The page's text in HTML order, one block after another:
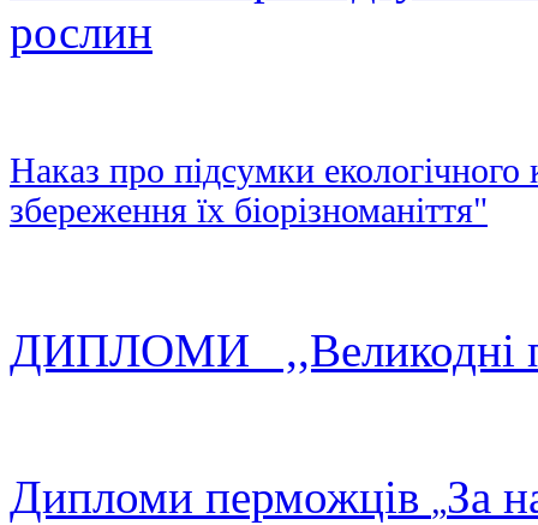
рослин
Наказ про підсумки
збереження їх біорізноманіття"
ДИПЛОМИ ,,Великодні
Дипломи перможців „За